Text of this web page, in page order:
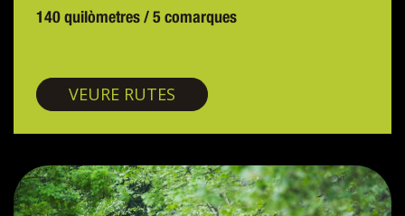
140 quilòmetres / 5 comarques
VEURE RUTES Vies verdes